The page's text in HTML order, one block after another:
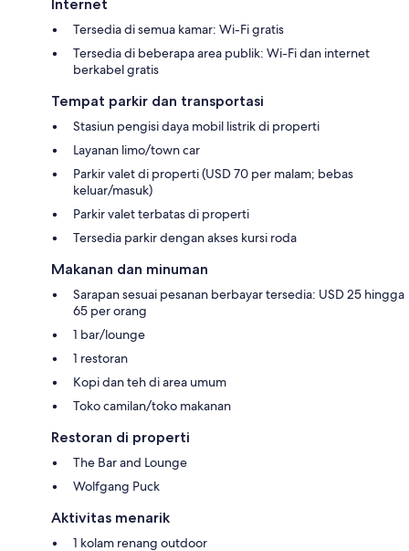
Internet
Tersedia di semua kamar: Wi-Fi gratis
Tersedia di beberapa area publik: Wi-Fi dan internet
berkabel gratis
Tempat parkir dan transportasi
Stasiun pengisi daya mobil listrik di properti
Layanan limo/town car
Parkir valet di properti (USD 70 per malam; bebas
keluar/masuk)
Parkir valet terbatas di properti
Tersedia parkir dengan akses kursi roda
Makanan dan minuman
Sarapan sesuai pesanan berbayar tersedia: USD 25 hingga
65 per orang
1 bar/lounge
1 restoran
Kopi dan teh di area umum
Toko camilan/toko makanan
Restoran di properti
The Bar and Lounge
Wolfgang Puck
Aktivitas menarik
1 kolam renang outdoor